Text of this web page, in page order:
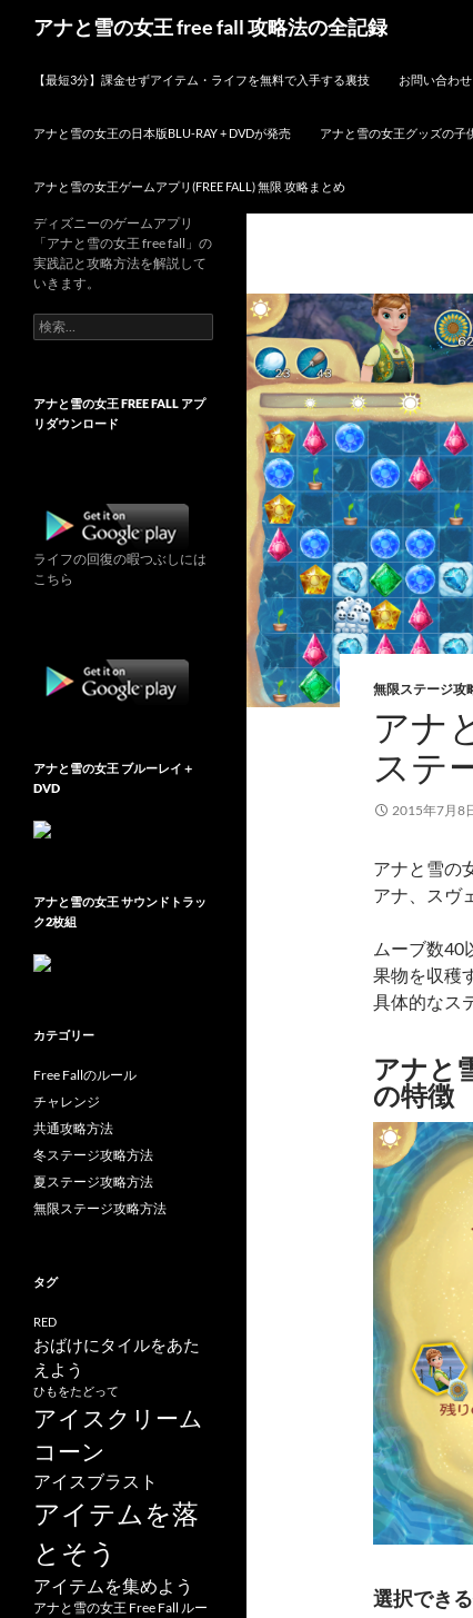
アナと雪の女王 free fall 攻略法の全記録
【最短3分】課金せずアイテム・ライフを無料で入手する裏技
お問い合わせ
アナと雪の女王の日本版BLU-RAY + DVDが発売 アナと雪の女王グッズの子
アナと雪の女王ゲームアプリ(FREE FALL) 無限 攻略まとめ
無限ステージ攻
アナ
ステ
2015年7月8
アナと雪の
アナ、スヴ
ムーブ数40
果物を収穫
具体的なス
アナと
の特徴
選択でき
ディズニーのゲームアプリ
「アナと雪の女王 free fall」の
実践記と攻略方法を解説して
いきます。
検
索:
アナと雪の女王 FREE FALL アプ
リダウンロード
ライフの回復の暇つぶしには
こちら
アナと雪の女王 ブルーレイ＋
DVD
アナと雪の女王 サウンドトラッ
ク2枚組
カテゴリー
Free Fallのルール
チャレンジ
共通攻略方法
冬ステージ攻略方法
夏ステージ攻略方法
無限ステージ攻略方法
タグ
RED
おばけにタイルをあた
えよう
ひもをたどって
アイスクリーム
コーン
アイスブラスト
アイテムを落
とそう
アイテムを集めよう
アナと雪の女王 Free Fall ルー